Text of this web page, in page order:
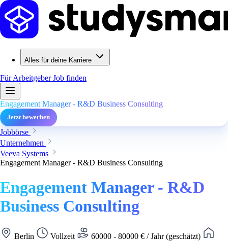
Alles für deine Karriere
Für ArbeitgeberJob finden
Engagement Manager - R&D Business Consulting
Jetzt bewerben
Jobbörse
Unternehmen
Veeva Systems
Engagement Manager - R&D Business Consulting
Engagement Manager - R&D
Business Consulting
Berlin Vollzeit
60000 - 80000 € / Jahr (geschätzt)